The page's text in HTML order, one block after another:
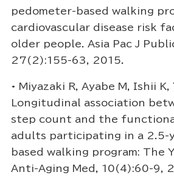
pedometer-based walking
cardiovascular disease risk
older people. Asia Pac J
27(2):155-63, 2015.
• Miyazaki R, Ayabe M, Ishii K,
Longitudinal association
step count and the
adults participating in a 2.5-
based walking program: The
Anti-Aging Med, 10(4):60-9,